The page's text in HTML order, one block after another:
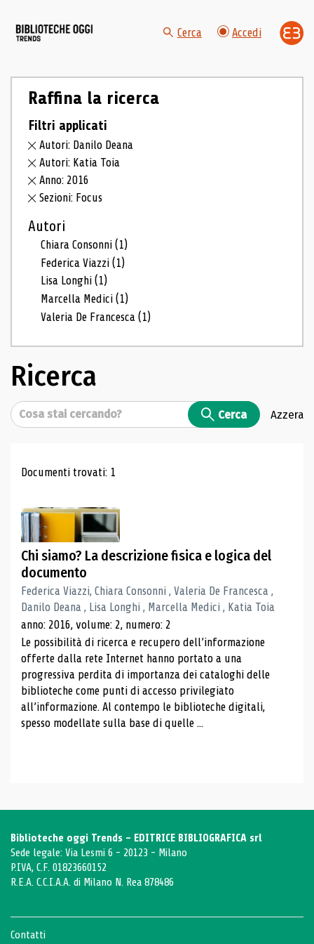
Cerca Accedi
Raffina la ricerca
Filtri applicati
Autori: Danilo Deana
Autori: Katia Toia
Anno: 2016
Sezioni: Focus
Autori
Chiara Consonni(1)
Federica Viazzi(1)
Lisa Longhi(1)
Marcella Medici(1)
Valeria De Francesca(1)
Ricerca
Cerca Cerca Azzera
Risultati di ricerca
Documenti trovati: 1
Chi siamo? La descrizione fisica e logica del
documento
Federica Viazzi, Chiara Consonni , Valeria De Francesca ,
Danilo Deana , Lisa Longhi , Marcella Medici , Katia Toia
anno: 2016, volume: 2, numero: 2
Le possibilità di ricerca e recupero dell’informazione
offerte dalla rete Internet hanno portato a una
progressiva perdita di importanza dei cataloghi delle
biblioteche come punti di accesso privilegiato
all’informazione. Al contempo le biblioteche digitali,
spesso modellate sulla base di quelle ...
Biblioteche oggi Trends - EDITRICE BIBLIOGRAFICA srl
Sede legale: Via Lesmi 6 - 20123 - Milano
P.IVA, C.F. 01823660152
R.E.A. C.C.I.A.A. di Milano N. Rea 878486
Contatti